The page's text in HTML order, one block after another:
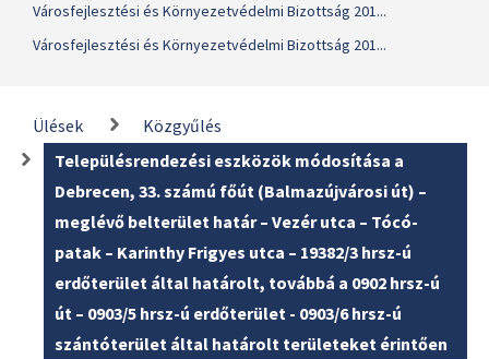
Városfejlesztési és Környezetvédelmi Bizottság 201...
Városfejlesztési és Környezetvédelmi Bizottság 201...
Ülések
Közgyűlés
Településrendezési eszközök módosítása a
Debrecen, 33. számú főút (Balmazújvárosi út) –
meglévő belterület határ – Vezér utca – Tócó-
patak – Karinthy Frigyes utca – 19382/3 hrsz-ú
erdőterület által határolt, továbbá a 0902 hrsz-ú
út – 0903/5 hrsz-ú erdőterület - 0903/6 hrsz-ú
szántóterület által határolt területeket érintően